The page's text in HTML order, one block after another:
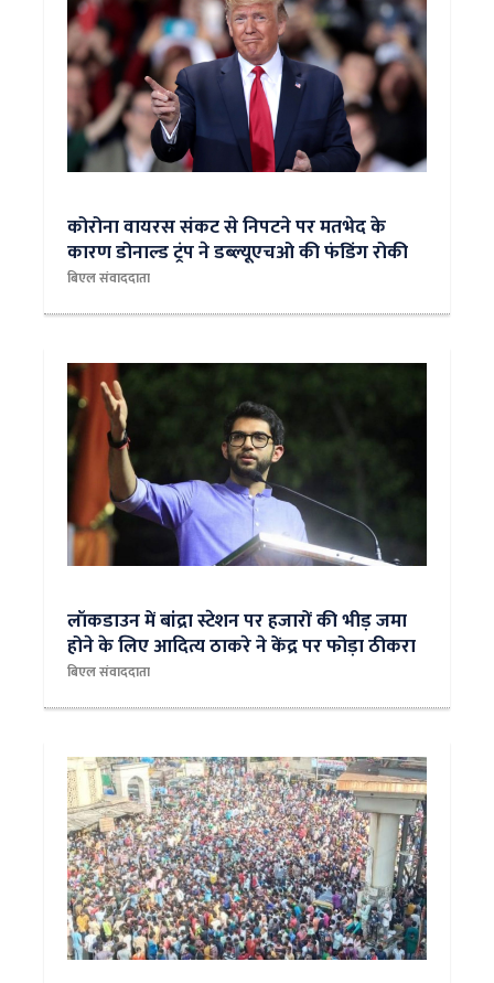
कोरोना वायरस संकट से निपटने पर मतभेद के
कारण डोनाल्ड ट्रंप ने डब्ल्यूएचओ की फंडिंग रोकी
बिएल संवाददाता
लॉकडाउन में बांद्रा स्टेशन पर हजारों की भीड़ जमा
होने के लिए आदित्य ठाकरे ने केंद्र पर फोड़ा ठीकरा
बिएल संवाददाता